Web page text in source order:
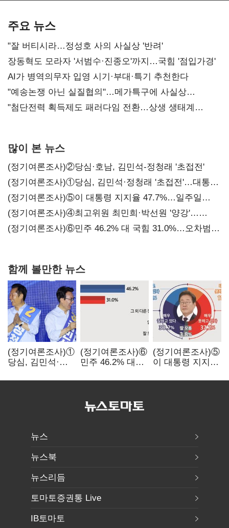
주요 뉴스
"잘 버티시라…정성호 사의 사실상 '반려'
장동혁도 모라자 '서범수·진종오'까지…국힘 '점입가경'
AI가 병역의무자 입영 시기·부대·특기 추천한다
"예송논쟁 아닌 실질협의"…메가특구에 사실상
'노동유연화'
"첨단전력 획득제도 패러다임 전환…상생 생태계
많이 본 뉴스
(정기여론조사)②당심·호남, 김민석-정청래 '초접전'
(정기여론조사)①당심, 김민석·정청래 '초접전'…대통령
지지도 '50% 아래로'(종합)
(정기여론조사)⑤이 대통령 지지율 47.7%…일주일
만에 다시 40%대
(정기여론조사)④최고위원 최민희·박선원 '양강'…
서미화·이성윤·임미애 뒤이어
(정기여론조사)⑥민주 46.2% 대 국힘 31.0%…오차범위
함께 볼만한 뉴스
(정기여론조사)①
당심, 김민석·
대통령 지지도
(정기여론조사)⑥
민주 46.2% 대
오차범위 밖 격차
(정기여론조사)⑤
이 대통령 지지율
만에 다시 40%대
뉴스
뉴스북
뉴스리듬
토마토증권통 Live
IB토마토